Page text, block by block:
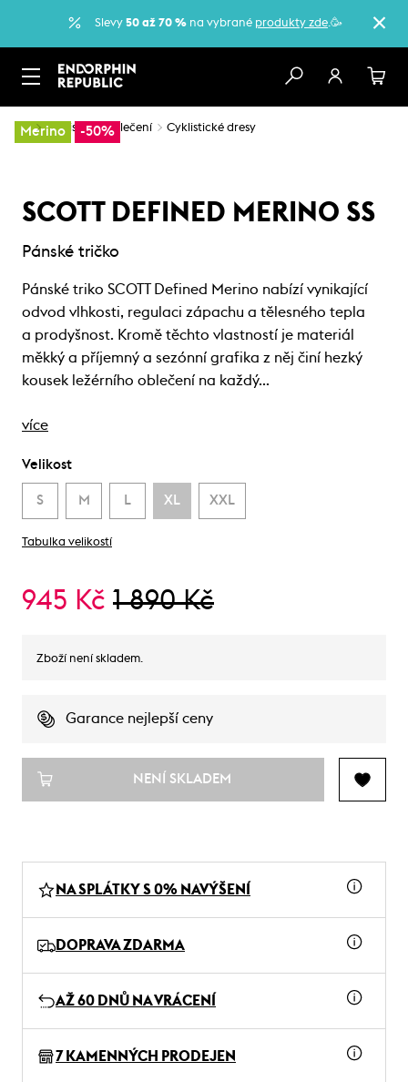
Slevy 50 až 70 % na vybrané produkty zde.🥳
Merino -50%
… Cyklistické oblečení Cyklistické dresy
SCOTT DEFINED MERINO SS
Pánské tričko
Pánské triko SCOTT Defined Merino nabízí vynikající
odvod vlhkosti, regulaci zápachu a tělesného tepla
a prodyšnost. Kromě těchto vlastností je materiál
měkký a příjemný a sezónní grafika z něj činí hezký
kousek ležérního oblečení na každý…
více
Velikost
S M L XL XXL
Tabulka velikostí
945 Kč 1 890 Kč
Zboží není skladem.
Garance nejlepší ceny
NENÍ SKLADEM
NA SPLÁTKY S 0% NAVÝŠENÍ
DOPRAVA ZDARMA
AŽ 60 DNŮ NA VRÁCENÍ
7 KAMENNÝCH PRODEJEN